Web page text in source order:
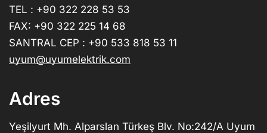
TEL : +90 322 228 53 53
FAX: +90 322 225 14 68
SANTRAL CEP : +90 533 818 53 11
uyum@uyumelektrik.com
Adres
Yeşilyurt Mh. Alparslan Türkeş Blv. No:242/A Uyum